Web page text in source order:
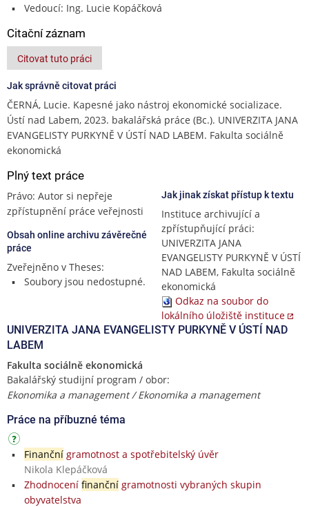
Vedoucí: Ing. Lucie Kopáčková
Citační záznam
Citovat tuto práci
Jak správně citovat práci
ČERNÁ, Lucie. Kapesné jako nástroj ekonomické socializace.
Ústí nad Labem, 2023. bakalářská práce (Bc.). UNIVERZITA JANA
EVANGELISTY PURKYNĚ V ÚSTÍ NAD LABEM. Fakulta sociálně
ekonomická
Plný text práce
Právo: Autor si nepřeje
zpřístupnění práce veřejnosti
Obsah online archivu závěrečné
práce
Zveřejněno v Theses:
Soubory jsou nedostupné.
Jak jinak získat přístup k textu
Instituce archivující a
zpřístupňující práci:
UNIVERZITA JANA
EVANGELISTY PURKYNĚ V ÚSTÍ
NAD LABEM, Fakulta sociálně
ekonomická
Odkaz na soubor do
lokálního úložiště instituce
UNIVERZITA JANA EVANGELISTY PURKYNĚ V ÚSTÍ NAD
LABEM
Fakulta sociálně ekonomická
Bakalářský studijní program / obor:
Ekonomika a management / Ekonomika a management
Práce na příbuzné téma
Finančnígramotnost a spotřebitelský úvěr
Nikola Klepáčková
Zhodnocení finančnígramotnosti vybraných skupin
obyvatelstva